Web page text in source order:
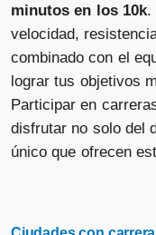
minutos en los 10k.
velocidad,
combinado con el
lograr tus objetivos
Participar en
disfrutar no solo del
único que ofrecen